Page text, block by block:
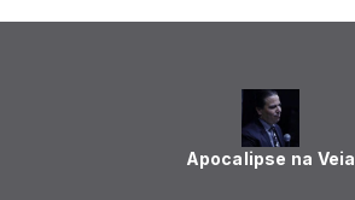
Apocalipse na Veia